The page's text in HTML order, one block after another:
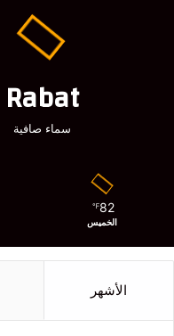
Rabat
سماء صافية
82
℉
الخميس
الأشهر